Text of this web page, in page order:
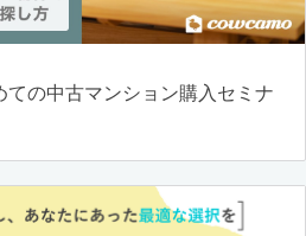
の中古マンション購入セミナ